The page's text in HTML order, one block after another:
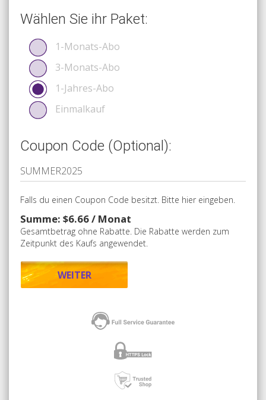
Wählen Sie ihr Paket:
1-Monats-Abo
3-Monats-Abo
1-Jahres-Abo
Einmalkauf
Coupon Code (Optional):
Falls du einen Coupon Code besitzt. Bitte hier eingeben.
Summe: $6.66 / Monat
Gesamtbetrag ohne Rabatte. Die Rabatte werden zum
Zeitpunkt des Kaufs angewendet.